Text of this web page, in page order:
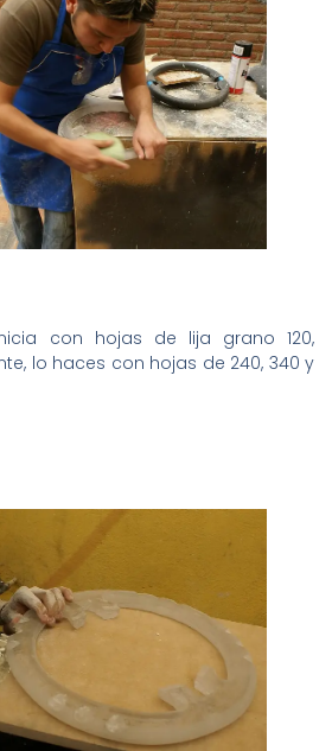
con hojas de lija grano 120,
lo haces con hojas de 240, 340 y